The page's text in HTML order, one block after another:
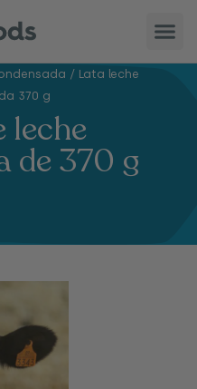
/ Lata leche
370 g
leche
de 370 g